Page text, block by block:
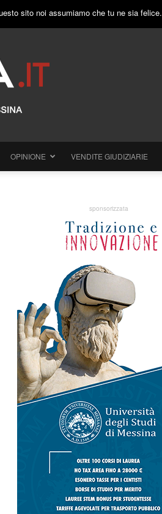
OPINIONE VENDITE GIUDIZIARIE
sponsorizzata
sito noi assumiamo che tu ne sia felice.